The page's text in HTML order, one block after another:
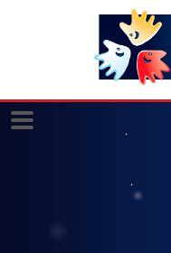
Panneau de gestion des